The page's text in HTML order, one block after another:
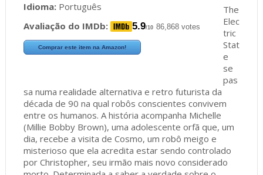
Idioma:Português
Avaliação do IMDb:
5.9/10 86,868 votes
Comprar este item na Amazon!
The
Elec
tric
Stat
e
se
pas
sa numa realidade alternativa e retro futurista da
década de 90 na qual robôs conscientes convivem
entre os humanos. A história acompanha Michelle
(Millie Bobby Brown), uma adolescente orfã que, um
dia, recebe a visita de Cosmo, um robô meigo e
misterioso que ela acredita estar sendo controlado
por Christopher, seu irmão mais novo considerado